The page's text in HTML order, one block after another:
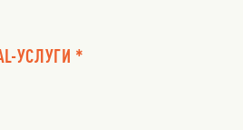
УСЛУГИ *